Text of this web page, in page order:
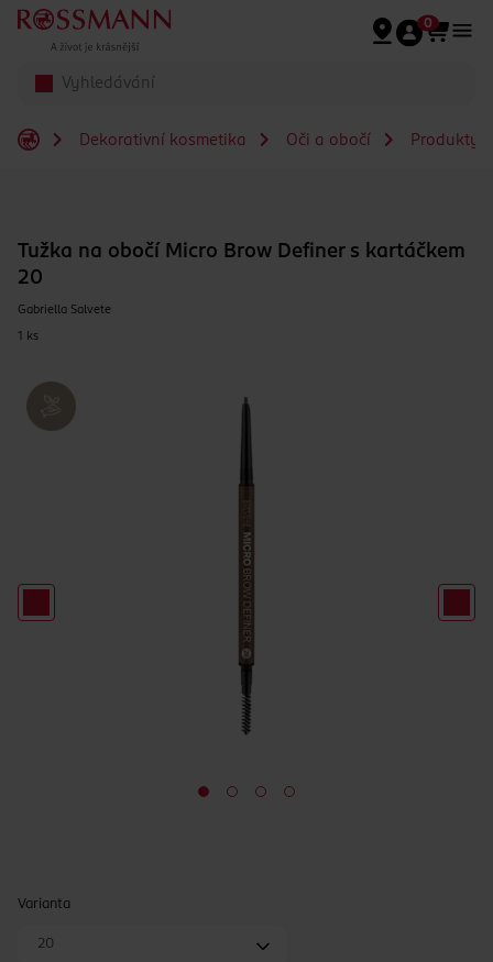
Přeskočit na hlavmní obsah
0
Dekorativní kosmetika Oči a obočí Produkty
Tužka na obočí Micro Brow Definer s kartáčkem
20
Gabriella Salvete
1 ks
Varianta
20